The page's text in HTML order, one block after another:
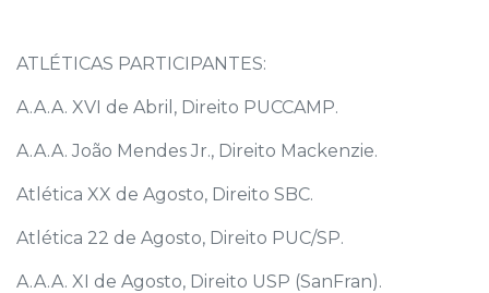
ATLÉTICAS PARTICIPANTES:
A.A.A. XVI de Abril, Direito PUCCAMP.
A.A.A. João Mendes Jr., Direito Mackenzie.
Atlética XX de Agosto, Direito SBC.
Atlética 22 de Agosto, Direito PUC/SP.
A.A.A. XI de Agosto, Direito USP (SanFran).